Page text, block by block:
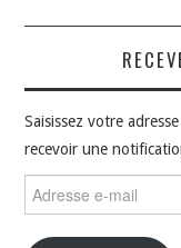
Saisissez votre
recevoir une
e-